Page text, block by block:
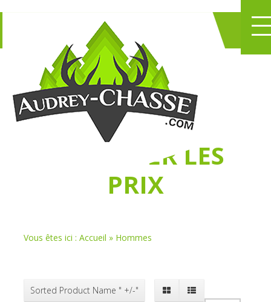
NE PERDEZ PLUS
DE TEMPS
CHASSER LES
PRIX
Vous êtes ici : Accueil » Hommes
Sorted Product Name " +/-"